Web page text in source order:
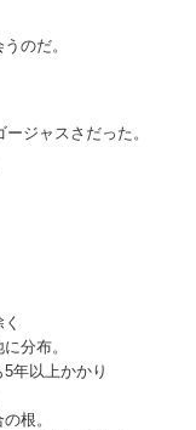
のだ。
ジャスさだった。
布。
以上かかり
根。